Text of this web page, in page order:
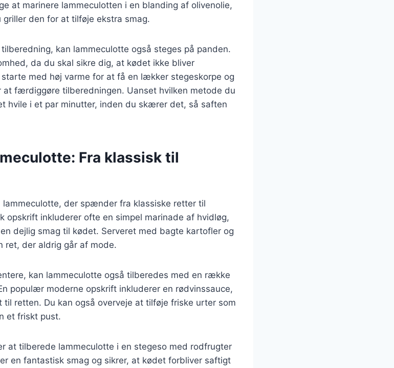
at marinere lammeculotten i en blanding af olivenolie,
den for at tilføje ekstra smag.
kan lammeculotte også steges på panden.
da du skal sikre dig, at kødet ikke bliver
med høj varme for at få en lækker stegeskorpe og
færdiggøre tilberedningen. Uanset hvilken metode du
hvile i et par minutter, inden du skærer det, så saften
Fra klassisk til
der spænder fra klassiske retter til
opskrift inkluderer ofte en simpel marinade af hvidløg,
dejlig smag til kødet. Serveret med bagte kartofler og
ret, der aldrig går af mode.
kan lammeculotte også tilberedes med en række
populær moderne opskrift inkluderer en rødvinssauce,
retten. Du kan også overveje at tilføje friske urter som
et friskt pust.
at tilberede lammeculotte i en stegeso med rodfrugter
en fantastisk smag og sikrer, at kødet forbliver saftigt